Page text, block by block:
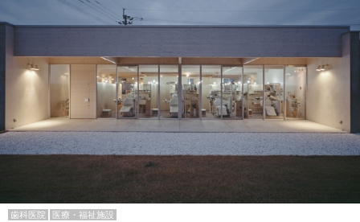
歯科医院 医療・福祉施設